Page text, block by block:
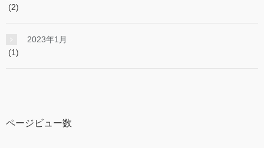
(2)
2023年1月
(1)
ページビュー数